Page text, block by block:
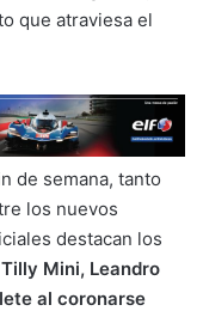
que atraviesa el
de semana, tanto
los nuevos
destacan los
Mini, Leandro
al coronarse